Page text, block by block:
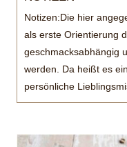
Notizen:Die hier
als erste Orientierung
geschmacksabhängig
werden. Da heißt es
persönliche